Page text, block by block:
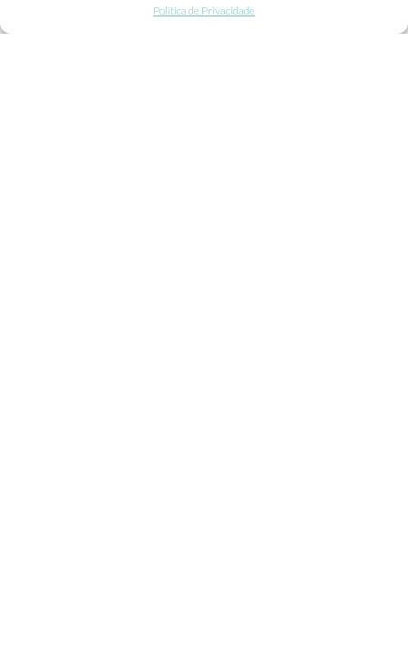
Política de Privacidade
Colaboração com Bloggers